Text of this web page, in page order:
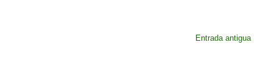
Entrada antigua